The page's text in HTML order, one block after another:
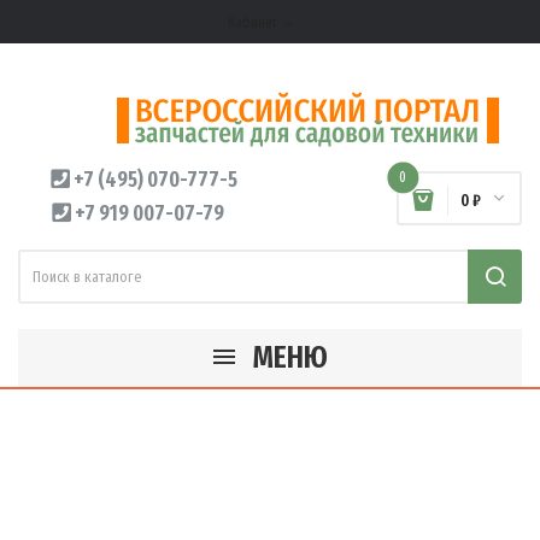
+7 (495) 070-777-5
+7 919 007-07-79
0
0 ₽
МЕНЮ